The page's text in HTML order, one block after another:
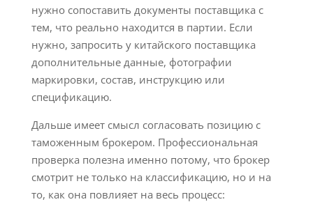
нужно сопоставить документы поставщика с
тем, что реально находится в партии. Если
нужно, запросить у китайского поставщика
дополнительные данные, фотографии
маркировки, состав, инструкцию или
спецификацию.
Дальше имеет смысл согласовать позицию с
таможенным брокером. Профессиональная
проверка полезна именно потому, что брокер
смотрит не только на классификацию, но и на
то, как она повлияет на весь процесс: